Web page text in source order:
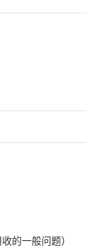
的一般问题）